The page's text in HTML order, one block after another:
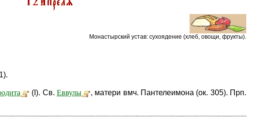
Монастырский устав: cухоядение (хлеб, овощи, фрукты).
(I). Св. Еввулы , матери вмч. Пантелеимона (ок. 305). Прп.